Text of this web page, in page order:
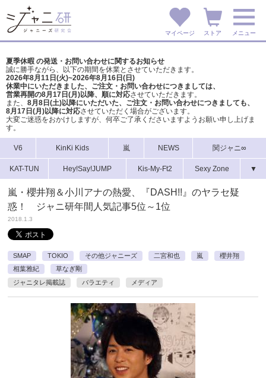
マイページ ストア メニュー
夏季休暇 の発送・お問い合わせに関するお知らせ
誠に勝手ながら、以下の期間を休業とさせていただきます。
2026年8月11日(火)~2026年8月16日(日)
休業中にいただきました、ご注文・お問い合わせにつきましては、
営業再開の8月17日(月)以降、順に対応させていただきます。
また、 8月8日(土)以降にいただいた、ご注文・ お問い合わせにつきましても、
8月17日(月)以降に対応させていただく場合がございます。
大変ご迷惑をおかけしますが、 何卒ご了承くださいますようお願い申し上げま
す。
V6 KinKi Kids 嵐 NEWS 関ジャニ∞
KAT-TUN Hey!Say!JUMP Kis-My-Ft2 Sexy Zone ▼
嵐・櫻井翔＆小川アナの熱愛、『DASH!!』のヤラセ疑
惑！ ジャニ研年間人気記事5位～1位
2018.1.3
SMAP TOKIO その他ジャニーズ 二宮和也 嵐
櫻井翔
相葉雅紀
草なぎ剛
ジャニタレ掲載誌
バラエティ メディア